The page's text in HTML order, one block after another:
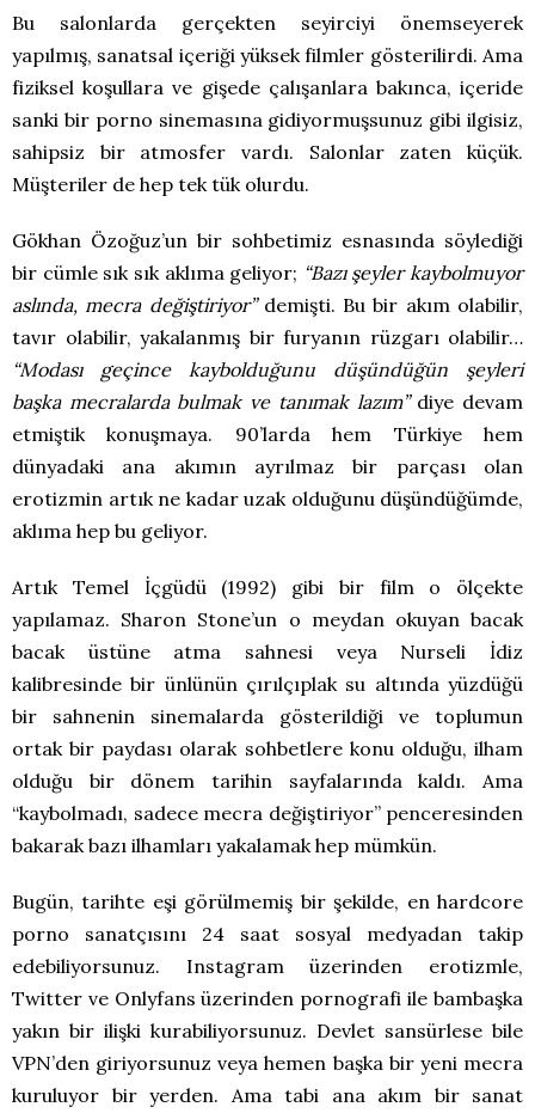
Bu salonlarda gerçekten seyirciyi önemseyerek
yapılmış, sanatsal içeriği yüksek filmler gösterilirdi. Ama
fiziksel koşullara ve gişede çalışanlara bakınca, içeride
sanki bir porno sinemasına gidiyormuşsunuz gibi ilgisiz,
sahipsiz bir atmosfer vardı. Salonlar zaten küçük.
Müşteriler de hep tek tük olurdu.
Gökhan Özoğuz’un bir sohbetimiz esnasında söylediği
bir cümle sık sık aklıma geliyor; “Bazı şeyler kaybolmuyor
aslında, mecra değiştiriyor”demişti. Bu bir akım olabilir,
tavır olabilir, yakalanmış bir furyanın rüzgarı olabilir…
“Modası geçince kaybolduğunu düşündüğün şeyleri
başka mecralarda bulmak ve tanımak lazım”diye devam
etmiştik konuşmaya. 90’larda hem Türkiye hem
dünyadaki ana akımın ayrılmaz bir parçası olan
erotizmin artık ne kadar uzak olduğunu düşündüğümde,
aklıma hep bu geliyor.
Artık Temel İçgüdü (1992) gibi bir film o ölçekte
yapılamaz. Sharon Stone’un o meydan okuyan bacak
bacak üstüne atma sahnesi veya Nurseli İdiz
kalibresinde bir ünlünün çırılçıplak su altında yüzdüğü
bir sahnenin sinemalarda gösterildiği ve toplumun
ortak bir paydası olarak sohbetlere konu olduğu, ilham
olduğu bir dönem tarihin sayfalarında kaldı. Ama
“kaybolmadı, sadece mecra değiştiriyor” penceresinden
bakarak bazı ilhamları yakalamak hep mümkün.
Bugün, tarihte eşi görülmemiş bir şekilde, en hardcore
porno sanatçısını 24 saat sosyal medyadan takip
edebiliyorsunuz. Instagram üzerinden erotizmle,
Twitter ve Onlyfans üzerinden pornografi ile bambaşka
yakın bir ilişki kurabiliyorsunuz. Devlet sansürlese bile
VPN’den giriyorsunuz veya hemen başka bir yeni mecra
kuruluyor bir yerden. Ama tabi ana akım bir sanat